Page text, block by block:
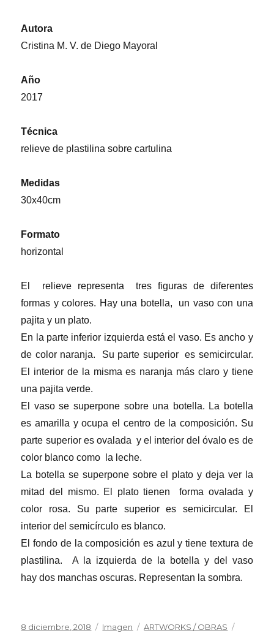
Autora
Cristina M. V. de Diego Mayoral
Año
2017
Técnica
relieve de plastilina sobre cartulina
Medidas
30x40cm
Formato
horizontal
El relieve representa tres figuras de diferentes
formas y colores. Hay una botella, un vaso con una
pajita y un plato.
En la parte inferior izquierda está el vaso. Es ancho y
de color naranja. Su parte superior es semicircular.
El interior de la misma es naranja más claro y tiene
una pajita verde.
El vaso se superpone sobre una botella. La botella
es amarilla y ocupa el centro de la composición. Su
parte superior es ovalada y el interior del óvalo es de
color blanco como la leche.
La botella se superpone sobre el plato y deja ver la
mitad del mismo. El plato tienen forma ovalada y
color rosa. Su parte superior es semicircular. El
interior del semicírculo es blanco.
El fondo de la composición es azul y tiene textura de
plastilina. A la izquierda de la botella y del vaso
hay dos manchas oscuras. Representan la sombra.
Publicado
8 diciembre, 2018 Formato
Imagen Categorías
ARTWORKS / OBRAS